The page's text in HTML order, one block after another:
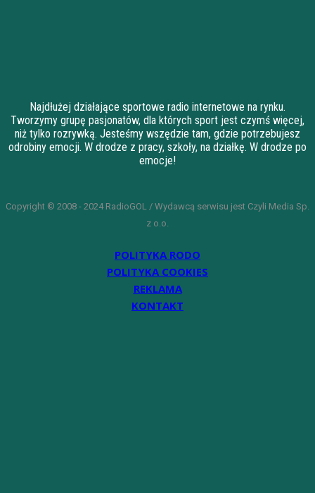
Najdłużej działające sportowe radio internetowe na rynku.
Tworzymy grupę pasjonatów, dla których sport jest czymś więcej,
niż tylko rozrywką. Jesteśmy wszędzie tam, gdzie potrzebujesz
odrobiny emocji. W drodze z pracy, szkoły, na działkę. W drodze po
emocje!
Copyright © 2008 - 2024 RadioGOL / Wydawcą serwisu jest Czyli Media Sp.
z o.o.
POLITYKA RODO
POLITYKA COOKIES
REKLAMA
KONTAKT